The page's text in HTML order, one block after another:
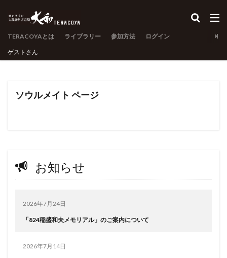
TERACOYAとは ライブラリー 参加方法 ログイン
ゲスト さん
ソウルメイト ページ
お知らせ
2026年7月24日
「824稲盛和夫メモリアル」のご案内について
2026年7月14日